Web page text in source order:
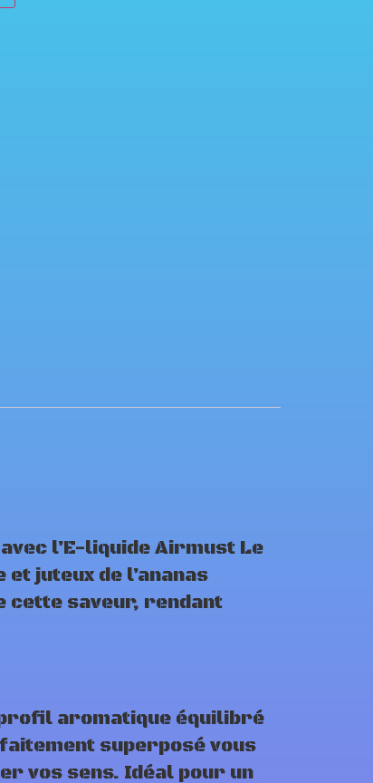
l’E-liquide Airmust Le
juteux de l’ananas
cette saveur, rendant
profil aromatique équilibré
superposé vous
vos sens. Idéal pour un